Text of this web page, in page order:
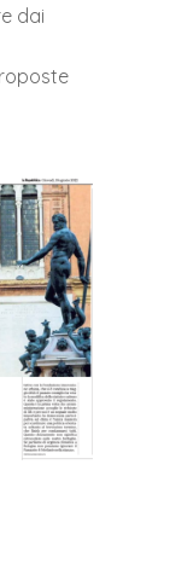
dai